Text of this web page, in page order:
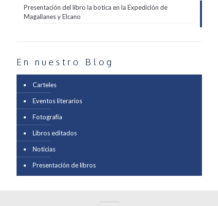
Presentación del libro la botica en la Expedición de
Magallanes y Elcano
En nuestro Blog
Carteles
Eventos literarios
Fotografía
Libros editados
Noticias
Presentación de libros